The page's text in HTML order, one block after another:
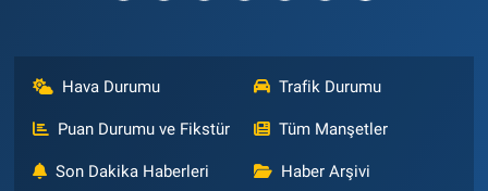
Hava Durumu Trafik Durumu
Puan Durumu ve Fikstür Tüm Manşetler
Son Dakika Haberleri Haber Arşivi